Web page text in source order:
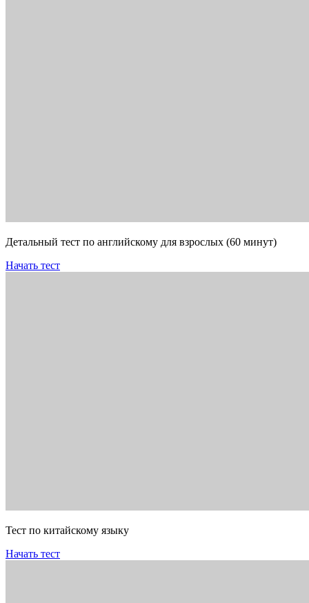
Детальный тест по английскому для взрослых (60 минут)
Начать тест
Тест по китайскому языку
Начать тест